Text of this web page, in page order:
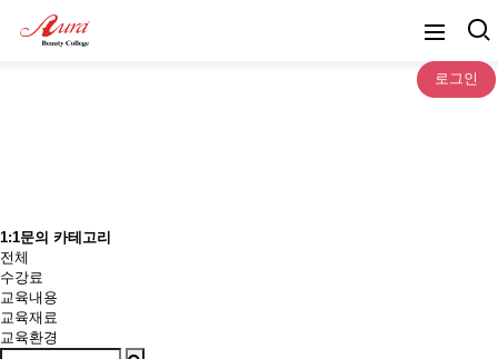
로그인
1:1문의 카테고리
전체
수강료
교육내용
교육재료
교육환경